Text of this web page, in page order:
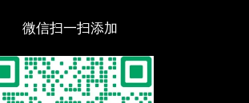
微信扫一扫添加